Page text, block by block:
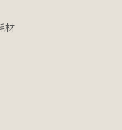
材